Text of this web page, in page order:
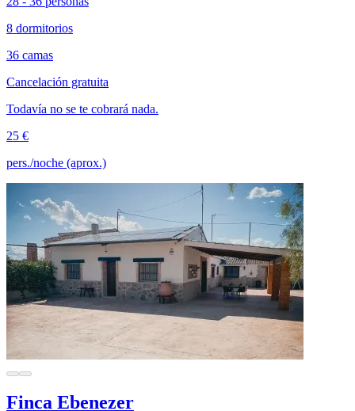
8 dormitorios
36 camas
Cancelación gratuita
Todavía no se te cobrará nada.
25 €
pers./noche (aprox.)
Finca Ebenezer